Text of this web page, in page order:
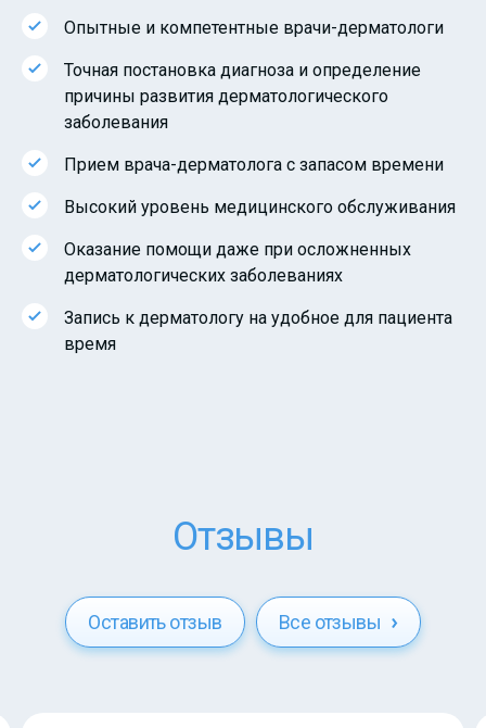
Опытные и компетентные врачи-дерматологи
Точная постановка диагноза и определение
причины развития дерматологического
заболевания
Прием врача-дерматолога с запасом времени
Высокий уровень медицинского обслуживания
Оказание помощи даже при осложненных
дерматологических заболеваниях
Запись к дерматологу на удобное для пациента
время
Отзывы
Оставить отзыв Все отзывы